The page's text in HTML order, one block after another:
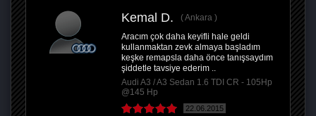
Kemal D.
Ankara
Aracım çok daha keyifli hale geldi
kullanmaktan zevk almaya başladım
keşke remapsla daha önce tanışsaydım
şiddetle tavsiye ederim ..
Audi A3 / A3 Sedan 1.6 TDI CR - 105Hp
@145 Hp
22.06.2015